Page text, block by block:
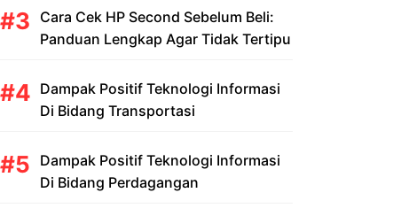
Cara Cek HP Second Sebelum Beli:
Panduan Lengkap Agar Tidak Tertipu
Dampak Positif Teknologi Informasi
Di Bidang Transportasi
Dampak Positif Teknologi Informasi
Di Bidang Perdagangan